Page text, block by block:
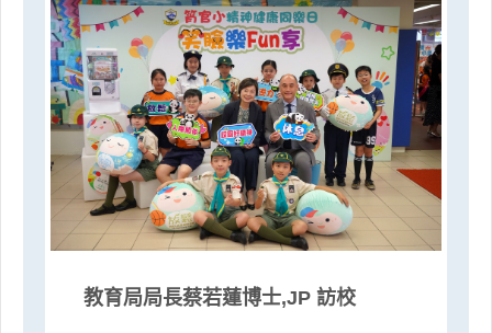
教育局局長蔡若蓮博士,JP 訪校